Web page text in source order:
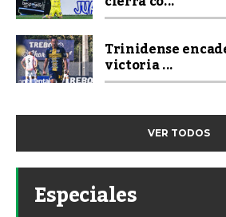
Trinidense
victoria ...
VER TODOS
Especiales